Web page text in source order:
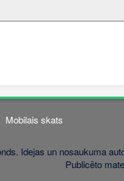
Mobilais skats
Idejas un nosaukuma
Publicēto